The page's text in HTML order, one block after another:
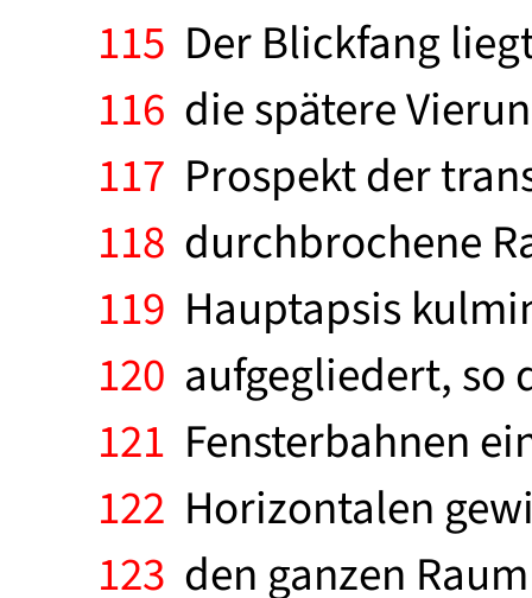
115 Der Blickfang
116 die spätere
117 Prospekt der
118 durchbrochene
119 Hauptapsis
120 aufgegliedert, so
121 Fensterbahnen
122 Horizontalen
123 den ganzen